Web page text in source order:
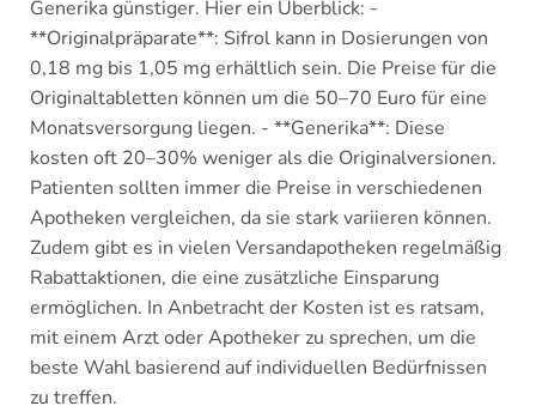
Generika günstiger. Hier ein Überblick: -
**Originalpräparate**: Sifrol kann in Dosierungen von
0,18 mg bis 1,05 mg erhältlich sein. Die Preise für die
Originaltabletten können um die 50–70 Euro für eine
Monatsversorgung liegen. - **Generika**: Diese
kosten oft 20–30% weniger als die Originalversionen.
Patienten sollten immer die Preise in verschiedenen
Apotheken vergleichen, da sie stark variieren können.
Zudem gibt es in vielen Versandapotheken regelmäßig
Rabattaktionen, die eine zusätzliche Einsparung
ermöglichen. In Anbetracht der Kosten ist es ratsam,
mit einem Arzt oder Apotheker zu sprechen, um die
beste Wahl basierend auf individuellen Bedürfnissen
zu treffen.